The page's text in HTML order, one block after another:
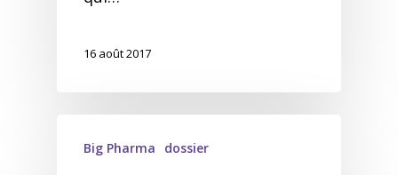
16 août 2017
Big Pharma dossier